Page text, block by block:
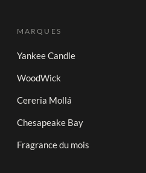
MARQUES
Yankee Candle
WoodWick
Cereria Mollá
Chesapeake Bay
Fragrance du mois